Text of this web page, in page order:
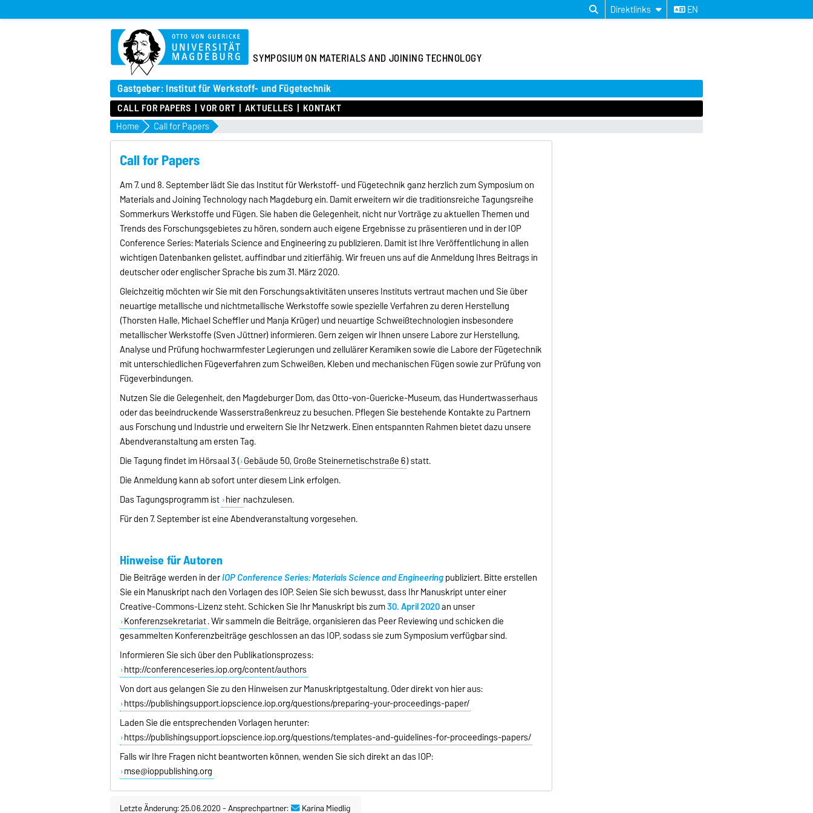
Direktlinks EN
SYMPOSIUM ON MATERIALS AND JOINING TECHNOLOGY
Gastgeber: Institut für Werkstoff- und Fügetechnik
CALL FOR PAPERS VOR ORT AKTUELLES KONTAKT
Home Call for Papers
Call for Papers
Am 7. und 8. September lädt Sie das Institut für Werkstoff- und Fügetechnik ganz herzlich zum Symposium on
Materials and Joining Technology nach Magdeburg ein. Damit erweitern wir die traditionsreiche Tagungsreihe
Sommerkurs Werkstoffe und Fügen. Sie haben die Gelegenheit, nicht nur Vorträge zu aktuellen Themen und
Trends des Forschungsgebietes zu hören, sondern auch eigene Ergebnisse zu präsentieren und in der IOP
Conference Series: Materials Science and Engineering zu publizieren. Damit ist Ihre Veröffentlichung in allen
wichtigen Datenbanken gelistet, auffindbar und zitierfähig. Wir freuen uns auf die Anmeldung Ihres Beitrags in
deutscher oder englischer Sprache bis zum 31. März 2020.
Gleichzeitig möchten wir Sie mit den Forschungsaktivitäten unseres Instituts vertraut machen und Sie über
neuartige metallische und nichtmetallische Werkstoffe sowie spezielle Verfahren zu deren Herstellung
(Thorsten Halle, Michael Scheffler und Manja Krüger) und neuartige Schweißtechnologien insbesondere
metallischer Werkstoffe (Sven Jüttner) informieren. Gern zeigen wir Ihnen unsere Labore zur Herstellung,
Analyse und Prüfung hochwarmfester Legierungen und zellulärer Keramiken sowie die Labore der Fügetechnik
mit unterschiedlichen Fügeverfahren zum Schweißen, Kleben und mechanischen Fügen sowie zur Prüfung von
Fügeverbindungen.
Nutzen Sie die Gelegenheit, den Magdeburger Dom, das Otto-von-Guericke-Museum, das Hundertwasserhaus
oder das beeindruckende Wasserstraßenkreuz zu besuchen. Pflegen Sie bestehende Kontakte zu Partnern
aus Forschung und Industrie und erweitern Sie Ihr Netzwerk. Einen entspannten Rahmen bietet dazu unsere
Abendveranstaltung am ersten Tag.
Die Tagung findet im Hörsaal 3( Gebäude 50, Große Steinernetischstraße 6) statt.
DieAnmeldung kann ab sofort unterdiesem Linkerfolgen.
Das Tagungsprogramm ist hier nachzulesen.
Für den 7. September ist eineAbendveranstaltungvorgesehen.
Hinweise für Autoren
Die Beiträge werden in derIOP Conference Series: Materials Science and Engineeringpubliziert. Bitte erstellen
Sie ein Manuskript nach den Vorlagen des IOP. Seien Sie sich bewusst, dass Ihr Manuskript unter einer
Creative-Commons-Lizenz steht. Schicken Sie Ihr Manuskript bis zum30. April 2020an unser
Konferenzsekretariat. Wir sammeln die Beiträge, organisieren das Peer Reviewing und schicken die
gesammelten Konferenzbeiträge geschlossen an das IOP, sodass sie zum Symposium verfügbar sind.
Informieren Sie sich über den Publikationsprozess:
http://conferenceseries.iop.org/content/authors
Von dort aus gelangen Sie zu den Hinweisen zur Manuskriptgestaltung. Oder direkt von hier aus:
https://publishingsupport.iopscience.iop.org/questions/preparing-your-proceedings-paper/
Laden Sie die entsprechenden Vorlagen herunter:
https://publishingsupport.iopscience.iop.org/questions/templates-and-guidelines-for-proceedings-papers/
Falls wir Ihre Fragen nicht beantworten können, wenden Sie sich direkt an das IOP:
mse@ioppublishing.org
Letzte Änderung: 25.06.2020-Ansprechpartner: Karina Miedlig